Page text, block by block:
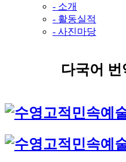
- 소개
- 활동실적
- 사진마당
다국어